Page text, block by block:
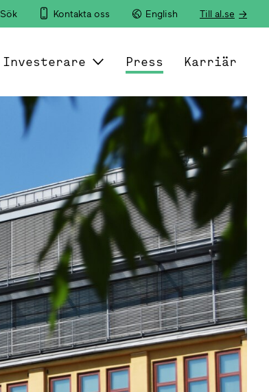
Sök Kontakta oss English Till al.se
Investerare Press Karriär